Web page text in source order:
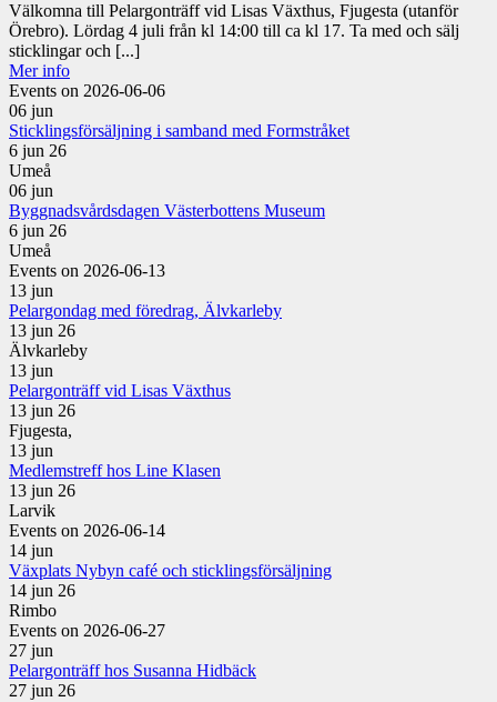
Välkomna till Pelargonträff vid Lisas Växthus, Fjugesta (utanför
Örebro). Lördag 4 juli från kl 14:00 till ca kl 17. Ta med och sälj
sticklingar och [...]
Mer info
Events on 2026-06-06
06 jun
Sticklingsförsäljning i samband med Formstråket
6 jun 26
Umeå
06 jun
Byggnadsvårdsdagen Västerbottens Museum
6 jun 26
Umeå
Events on 2026-06-13
13 jun
Pelargondag med föredrag, Älvkarleby
13 jun 26
Älvkarleby
13 jun
Pelargonträff vid Lisas Växthus
13 jun 26
Fjugesta,
13 jun
Medlemstreff hos Line Klasen
13 jun 26
Larvik
Events on 2026-06-14
14 jun
Växplats Nybyn café och sticklingsförsäljning
14 jun 26
Rimbo
Events on 2026-06-27
27 jun
Pelargonträff hos Susanna Hidbäck
27 jun 26